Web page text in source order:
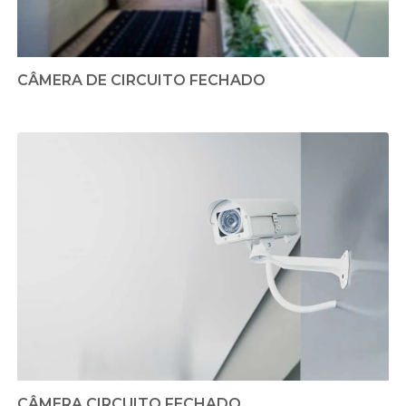
CÂMERA DE CIRCUITO FECHADO